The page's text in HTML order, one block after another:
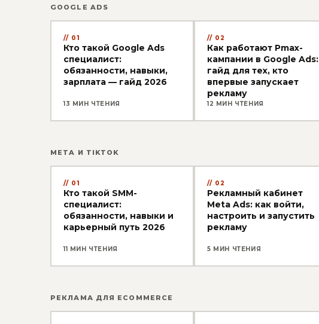
GOOGLE ADS
01
Кто такой Google Ads
специалист:
обязанности, навыки,
зарплата — гайд 2026
13 МИН ЧТЕНИЯ
02
Как работают Pmax-
кампании в Google Ads:
гайд для тех, кто
впервые запускает
рекламу
12 МИН ЧТЕНИЯ
META И TIKTOK
01
Кто такой SMM-
специалист:
обязанности, навыки и
карьерный путь 2026
11 МИН ЧТЕНИЯ
02
Рекламный кабинет
Meta Ads: как войти,
настроить и запустить
рекламу
5 МИН ЧТЕНИЯ
РЕКЛАМА ДЛЯ ECOMMERCE